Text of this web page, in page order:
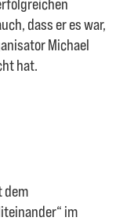
dass er es war,
Michael
hat.
dem
im